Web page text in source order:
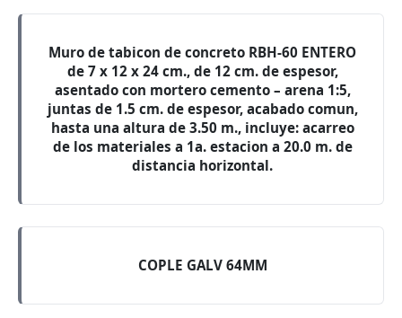
Muro de tabicon de concreto RBH-60 ENTERO
de 7 x 12 x 24 cm., de 12 cm. de espesor,
asentado con mortero cemento – arena 1:5,
juntas de 1.5 cm. de espesor, acabado comun,
hasta una altura de 3.50 m., incluye: acarreo
de los materiales a 1a. estacion a 20.0 m. de
distancia horizontal.
COPLE GALV 64MM